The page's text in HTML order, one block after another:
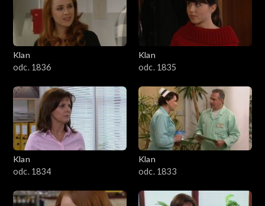
Klan
odc. 1836
Klan
odc. 1835
Klan
odc. 1834
Klan
odc. 1833